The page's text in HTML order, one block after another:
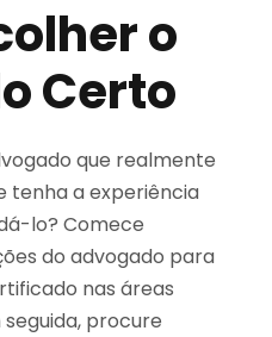
o
Certo
que realmente
tenha a experiência
lo? Comece
do advogado para
nas áreas
procure